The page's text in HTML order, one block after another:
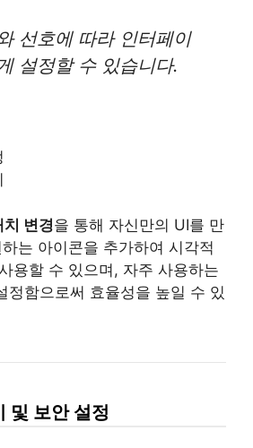
선호에 따라 인터페이
설정할 수 있습니다.
치 변경을 통해 자신만의 UI를 만
는 아이콘을 추가하여 시각적
용할 수 있으며, 자주 사용하는
정함으로써 효율성을 높일 수 있
및 보안 설정